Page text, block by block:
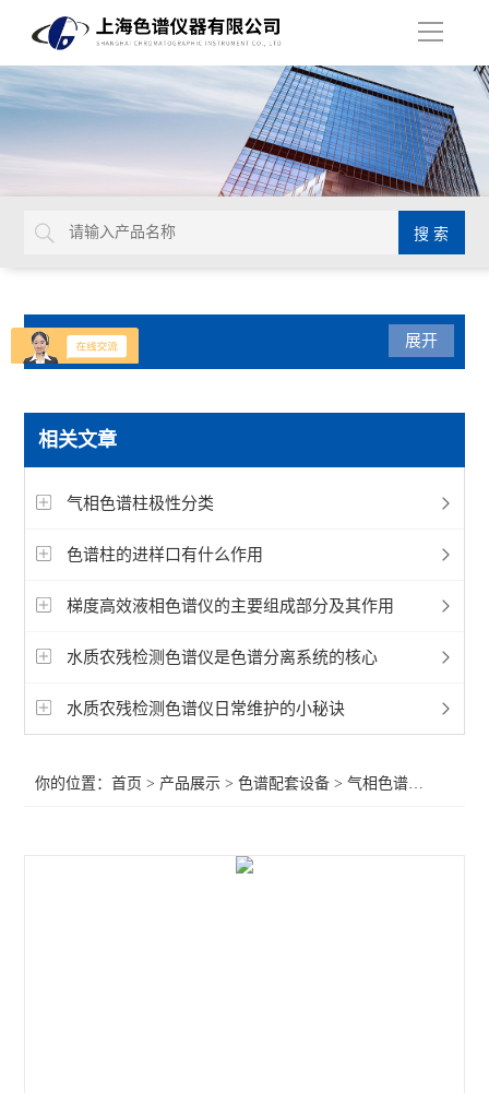
导
产品分类
样品瓶
液相色谱配件
气相色谱配件
滤膜滤器
气相色谱柱
发生器
展开
相关文章
气相色谱柱极性分类
色谱柱的进样口有什么作用
梯度高效液相色谱仪的主要组成部分及其作用
水质农残检测色谱仪是色谱分离系统的核心
水质农残检测色谱仪日常维护的小秘诀
你的位置：首页 > 产品展示 >色谱配套设备 >气相色谱柱